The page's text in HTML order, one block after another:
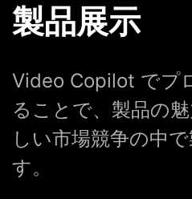
製品展示
Video Copilot でプ
ることで、製品の
しい市場競争の中
す。